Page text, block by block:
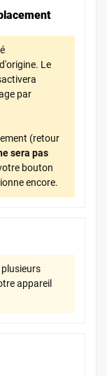
Le
par
(retour
sera pas
bouton
encore.
appareil